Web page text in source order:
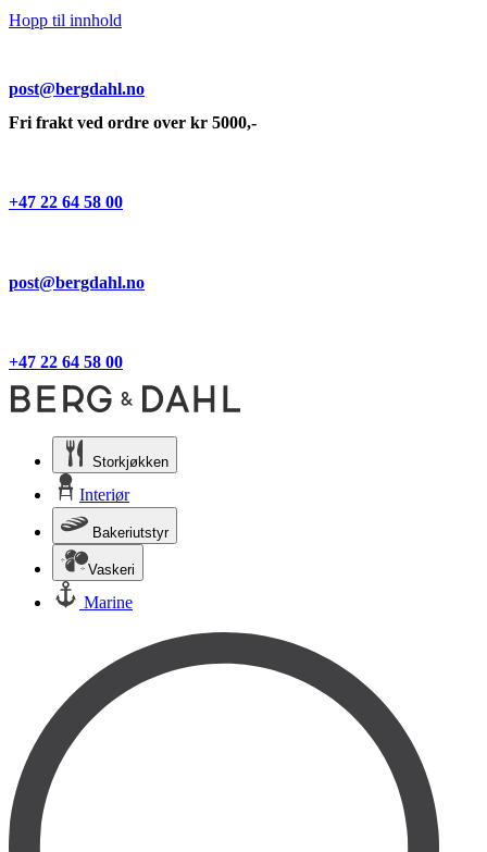
Hopp til innhold
post@bergdahl.no
Fri frakt ved ordre over kr 5000,-
+47 22 64 58 00
post@bergdahl.no
+47 22 64 58 00
Storkjøkken
Interiør
Bakeriutstyr
Vaskeri
Marine